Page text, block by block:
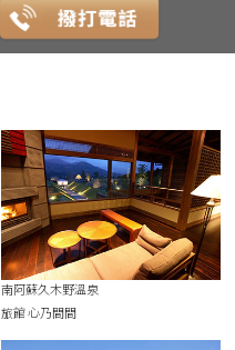
南阿蘇久木野溫泉
旅館 心乃間間